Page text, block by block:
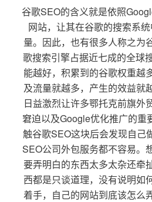
谷歌SEO的含义就是依照
网站，让其在谷歌的搜索系
量。因此，也有很多人称之为
歌搜索引擎占据近七成的全球
能越好，积累到的谷歌权重越
及流量就越多，产生的效益就
日益激烈让许多鄂托克前旗外
窘迫以及Google优化推广的重
触谷歌SEO这块后会发现自己
SEO公司外包服务都不容易。
要弄明白的东西太多太杂还牵
西都是只谈道理，没有说明如
着手，自己的网站到底该怎么